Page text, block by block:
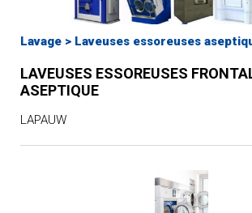
Lavage > Laveuses essoreuses
LAVEUSES ESSOREUSES
ASEPTIQUE
LAPAUW